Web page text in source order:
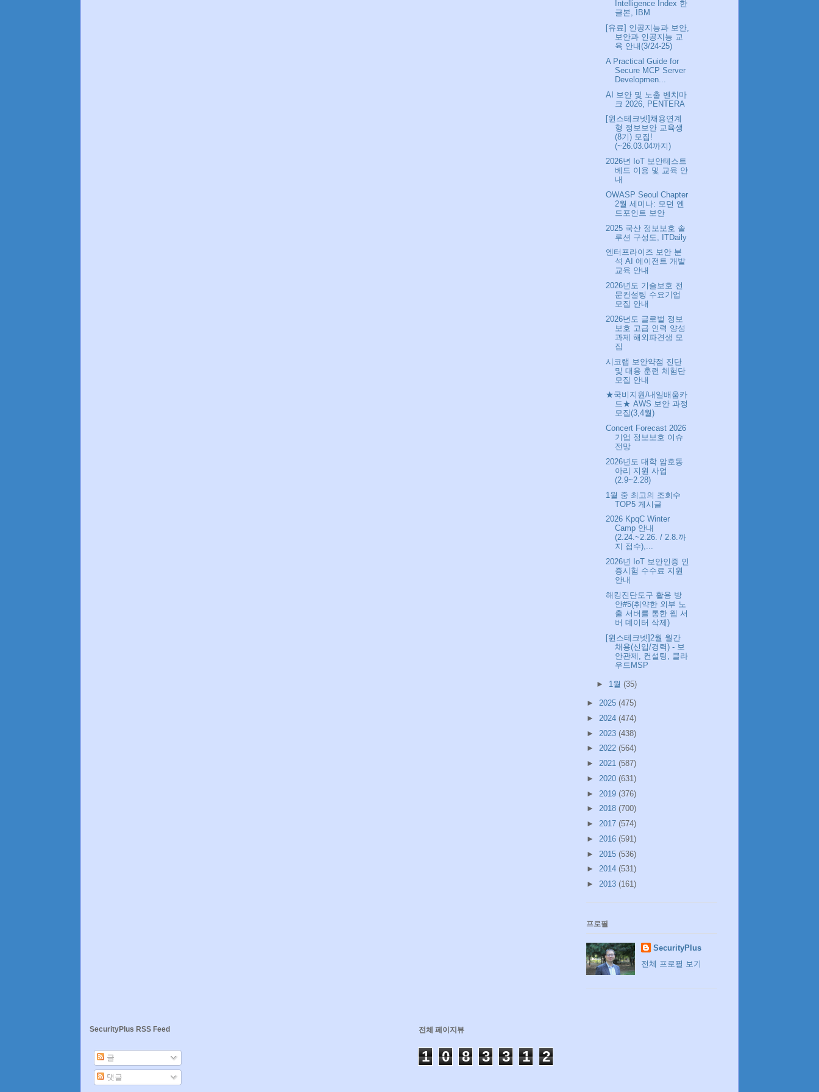
Intelligence Index 한
글본, IBM
[유료] 인공지능과 보안,
보안과 인공지능 교
육 안내(3/24-25)
A Practical Guide for
Secure MCP Server
Developmen...
AI 보안 및 노출 벤치마
크 2026, PENTERA
[윈스테크넷]채용연계
형 정보보안 교육생
(8기) 모집!
(~26.03.04까지)
2026년 IoT 보안테스트
베드 이용 및 교육 안
내
OWASP Seoul Chapter
2월 세미나: 모던 엔
드포인트 보안
2025 국산 정보보호 솔
루션 구성도, ITDaily
엔터프라이즈 보안 분
석 AI 에이전트 개발
교육 안내
2026년도 기술보호 전
문컨설팅 수요기업
모집 안내
2026년도 글로벌 정보
보호 고급 인력 양성
과제 해외파견생 모
집
시코랩 보안약점 진단
및 대응 훈련 체험단
모집 안내
★국비지원/내일배움카
드★ AWS 보안 과정
모집(3,4월)
Concert Forecast 2026
기업 정보보호 이슈
전망
2026년도 대학 암호동
아리 지원 사업
(2.9~2.28)
1월 중 최고의 조회수
TOP5 게시글
2026 KpqC Winter
Camp 안내
(2.24.~2.26. / 2.8.까
지 접수),...
2026년 IoT 보안인증 인
증시험 수수료 지원
안내
해킹진단도구 활용 방
안#5(취약한 외부 노
출 서버를 통한 웹 서
버 데이터 삭제)
[윈스테크넷]2월 월간
채용(신입/경력) - 보
안관제, 컨설팅, 클라
우드MSP
► 1월 (35)
► 2025 (475)
► 2024 (474)
► 2023 (438)
► 2022 (564)
► 2021 (587)
► 2020 (631)
► 2019 (376)
► 2018 (700)
► 2017 (574)
► 2016 (591)
► 2015 (536)
► 2014 (531)
► 2013 (161)
프로필
SecurityPlus
전체 프로필 보기
SecurityPlus RSS Feed
글
댓글
전체 페이지뷰
1 0 8 3 3 1 2